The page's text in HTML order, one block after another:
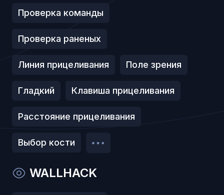
Проверка команды
Проверка раненых
Линия прицеливания Поле зрения
Гладкий Клавиша прицеливания
Расстояние прицеливания
Выбор кости
WALLHACK